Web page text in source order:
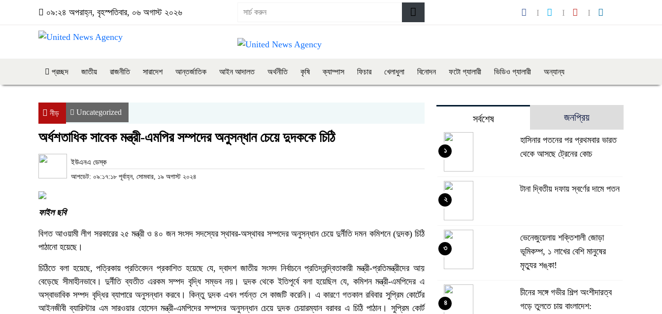
০৯:২৪ অপরাহ্ন, বৃহস্পতিবার, ০৬ অগাস্ট ২০২৬
প্রচ্ছদ জাতীয় রাজনীতি সারাদেশ আন্তর্জাতিক আইন আদালত অর্থনীতি কৃষি ক্যাম্পাস ফিচার খেলাধুলা বিনোদন ফটো গ্যালারী ভিডিও গ্যালারী অন্যান্য
নীড় Uncategorized
অর্ধশতাধিক সাবেক মন্ত্রী-এমপির সম্পদের অনুসন্ধান চেয়ে দুদককে চিঠি
ইউএনএ ডেস্ক
আপডেট: ০৯:১৭:১৮ পূর্বাহ্ন, সোমবার, ১৯ অগাস্ট ২০২৪
ফাইল ছবি
বিগত আওয়ামী লীগ সরকারের ২৫ মন্ত্রী ও ৪০ জন সংসদ সদস্যের স্থাবর-অস্থাবর সম্পদের অনুসন্ধান চেয়ে দুর্নীতি দমন কমিশনে (দুদক) চিঠি
পাঠানো হয়েছে।
চিঠিতে বলা হয়েছে, পত্রিকায় প্রতিবেদন প্রকাশিত হয়েছে যে, দ্বাদশ জাতীয় সংসদ নির্বাচনে প্রতিদ্বন্দ্বিতাকারী মন্ত্রী-প্রতিমন্ত্রীদের আয়
বেড়েছে সীমাহীনভাবে। দুর্নীতি ব্যতীত এরকম সম্পদ বৃদ্ধি সম্ভব নয়। দুদক থেকে ইতিপূর্বে বলা হয়েছিল যে, কমিশন মন্ত্রী-এমপিদের এ
অস্বাভাবিক সম্পদ বৃদ্ধির ব্যাপারে অনুসন্ধান করবে। কিন্তু দুদক এখন পর্যন্ত সে কাজটি করেনি। এ কারণে গতকাল রবিবার সুপ্রিম কোর্টের
আইনজীবী ব্যারিস্টার এম সারওয়ার হোসেন মন্ত্রী-এমপিদের সম্পদের অনুসন্ধান চেয়ে দুদক চেয়ারম্যান বরাবর এ চিঠি পাঠান। সুপ্রিম কোর্ট
সর্বশেষ জনপ্রিয়
হাসিনার পতনের পর প্রথমবার ভারত
থেকে আসছে ট্রেনের কোচ
১
টানা দ্বিতীয় দফায় স্বর্ণের দামে পতন
২
ভেনেজুয়েলায় শক্তিশালী জোড়া
ভূমিকম্প, ১ লাখের বেশি মানুষের
মৃত্যুর শঙ্কা!
৩
চীনের সঙ্গে গভীর শিল্প অংশীদারত্ব
গড়ে তুলতে চায় বাংলাদেশ:
৪